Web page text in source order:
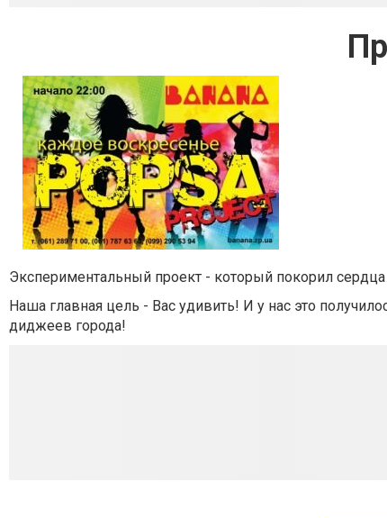
Экспериментальный проект - который покорил сердца
Наша главная цель - Вас удивить! И у нас это
диджеев города!